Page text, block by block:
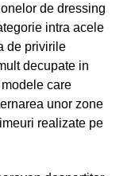
de dressing
intra acele
de privirile
decupate in
care
unor zone
realizate pe